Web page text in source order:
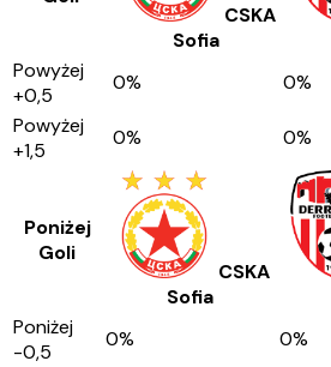
CSKA
Sofia
Powyżej
+0,5
0% 0%
Powyżej
+1,5
0% 0%
Poniżej
Goli
CSKA
Sofia
Poniżej
-0,5
0% 0%